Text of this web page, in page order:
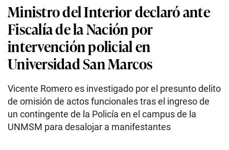
Ministro del Interior declaró ante
Fiscalía de la Nación por
intervención policial en
Universidad San Marcos
Vicente Romero es investigado por el presunto delito
de omisión de actos funcionales tras el ingreso de
un contingente de la Policía en el campus de la
UNMSM para desalojar a manifestantes